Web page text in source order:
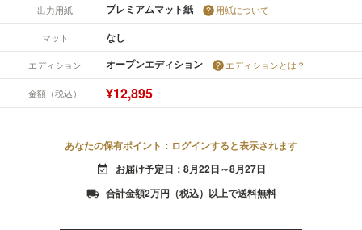
出力用紙 プレミアムマット紙 用紙について
マット なし
エディション オープンエディション エディションとは？
金額（税込） ¥12,895
あなたの保有ポイント：ログインすると表示されます
event_available お届け予定日：8月22日～8月27日
local_shipping 合計金額2万円（税込）以上で送料無料